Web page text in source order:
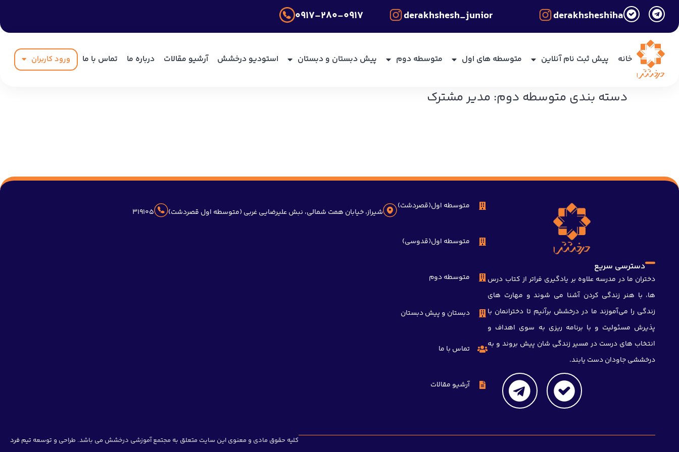
derakhsheshiha
derakhshesh_junior ۰۹۱۷-۲۸۰-۰۹۱۷
خانه پیش ثبت نام آنلاین متوسطه های اول متوسطه دوم پیش دبستان و دبستان استودیو درخشش آرشیو مقالات درباره ما تماس با ما ورود کاربران
دسته بندی متوسطه دوم: مدیر مشترک
دسترسی سریع
دختران ما در مدرسه علاوه بر یادگیری فراتر از کتاب درس
ها، با هنر زندگی کردن آشنا می شوند و مهارت های
زندگی را می‌آموزند ما در درخشش برآنیم تا دخترانمان با
پذیرش مسئولیت و با برنامه ریزی به سوی اهداف و
انتخاب های درست در مسیر زندگی شان پیش بروند و به
درخششی جاودان دست یابند.
متوسطه اول(قصردشت)
متوسطه اول(قدوسی)
متوسطه دوم
دبستان و پیش دبستان
تماس با ما
آرشیو مقالات
شیراز، خیابان همت شمالی، نبش علیرضایی غربی (متوسطه اول قصردشت) ۰۷۱-۳۶۳۱۹۱۰۵
کلیه حقوق مادی و معنوی این سایت متعلق به مجتمع آموزشی درخشش می باشد. طراحی و توسعه تیم فرد
سلام به شما :)
چطور میتونم کمکتون کنم؟
با چه شماره ای میتونم در ارتباط باشم؟